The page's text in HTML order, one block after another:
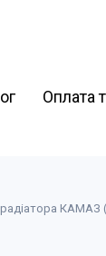
Оплата
КАМАЗ